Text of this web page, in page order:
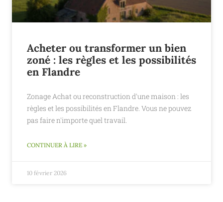
Acheter ou transformer un bien
zoné : les règles et les possibilités
en Flandre
Zonage Achat ou reconstruction d'une maison : les
règles et les possibilités en Flandre. Vous ne pouvez
pas faire n'importe quel travail.
CONTINUER À LIRE »
10 février 2026